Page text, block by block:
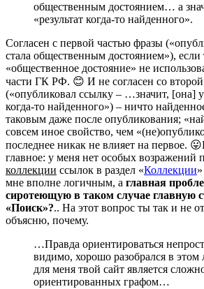
общественным достоянием… а
«результат когда-то найденного».
Согласен с первой частью фразы
стала общественным достоянием»), если
«общественное достояние» не
части ГК РФ. 😊 И не согласен со
(«опубликовал ссылку – …значит, [она]
когда-то найденного») – ничто
таковым даже после опубликования;
совсем иное свойство, чем
последнее никак не влияет на первое. 😛
главное: у меня нет особых возражений
коллекции ссылок в раздел «Коллекции
мне вполне логичным, а главная
сиротеющую в таком случае главную
«Поиск»?.. На этот вопрос ты так и не
объясню, почему.
…Правда ориентироваться
видимо, хорошо разобрался в этом
для меня твой сайт является
ориентированных графом…